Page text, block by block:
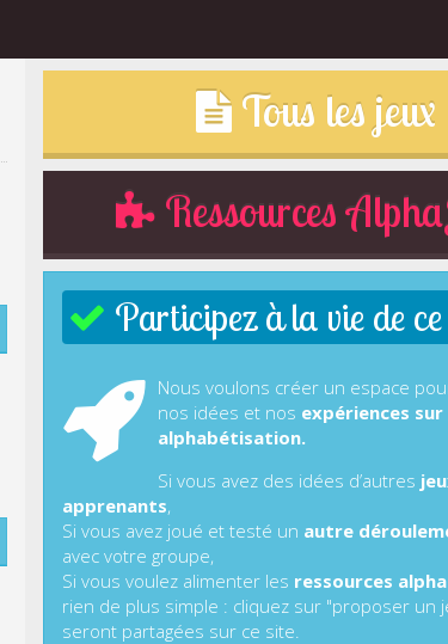
Tous les jeux
Ressources
Participez à la vie de
Nous voulons créer un espace
nos idées et nos expériences sur
alphabétisation.
Si vous avez des idées d’autres
apprenants,
Si vous avez joué et testé un autre
avec votre groupe,
Si vous voulez alimenter les ressources
rien de plus simple : cliquez sur "proposer un
seront partagées sur ce site.